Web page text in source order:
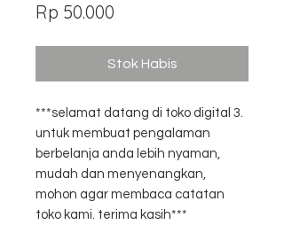
Rp 50.000
Stok Habis
***selamat datang di toko digital 3.
untuk membuat pengalaman
berbelanja anda lebih nyaman,
mudah dan menyenangkan,
mohon agar membaca catatan
toko kami. terima kasih***